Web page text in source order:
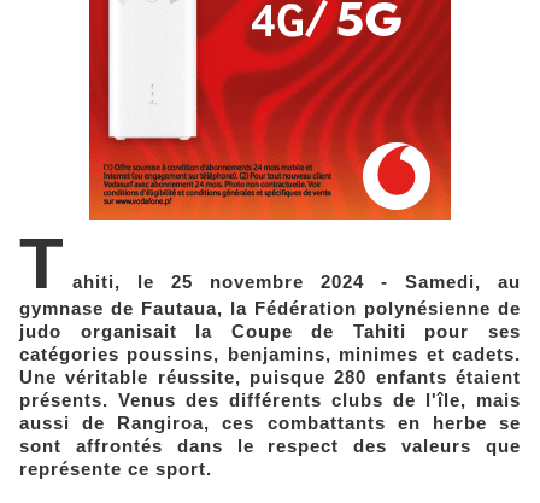
T ahiti, le 25 novembre 2024 - Samedi, au
gymnase de Fautaua, la Fédération polynésienne de
judo organisait la Coupe de Tahiti pour ses
catégories poussins, benjamins, minimes et cadets.
Une véritable réussite, puisque 280 enfants étaient
présents. Venus des différents clubs de l'île, mais
aussi de Rangiroa, ces combattants en herbe se
sont affrontés dans le respect des valeurs que
représente ce sport.